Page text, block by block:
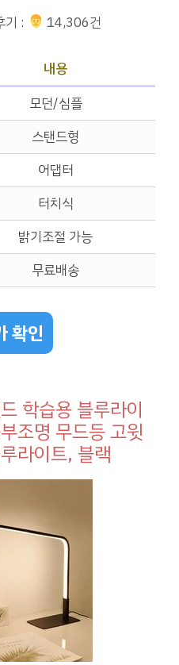
: ‍‍ 14,306건
내용
모던/심플
스탠드형
어댑터
터치식
밝기조절 가능
무료배송
확인
학습용 블루라이
조명 무드등 고윗
라이트, 블랙